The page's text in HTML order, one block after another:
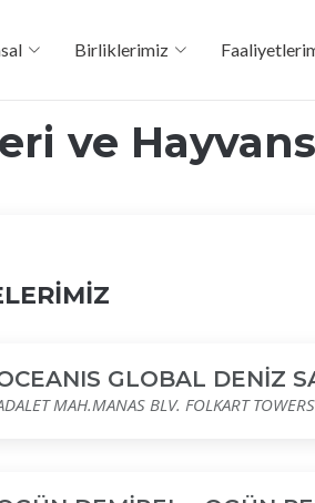
Birliklerimiz
ve
GLOBAL DENİZ
MAH.MANAS BLV. FOLKART